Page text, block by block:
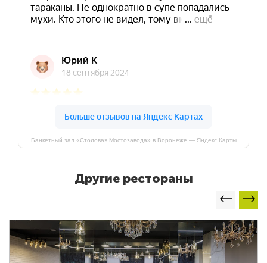
Банкетный зал «Столовая Мостозавода» в Воронеже — Яндекс Карты
Другие рестораны